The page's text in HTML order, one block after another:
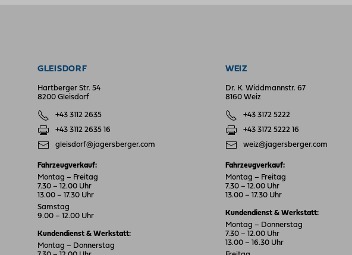
GLEISDORF
Hartberger Str. 54
8200 Gleisdorf
+43 3112 2635
+43 3112 2635 16
gleisdorf@jagersberger.com
Fahrzeugverkauf:
Montag – Freitag
7.30 – 12.00 Uhr
13.00 – 17.30 Uhr
Samstag
9.00 – 12.00 Uhr
Kundendienst & Werkstatt:
Montag – Donnerstag
WEIZ
Dr. K. Widdmannstr. 67
8160 Weiz
+43 3172 5222
+43 3172 5222 16
weiz@jagersberger.com
Fahrzeugverkauf:
Montag – Freitag
7.30 – 12.00 Uhr
13.00 – 17.30 Uhr
Kundendienst & Werkstatt:
Montag – Donnerstag
7.30 – 12.00 Uhr
13.00 – 16.30 Uhr